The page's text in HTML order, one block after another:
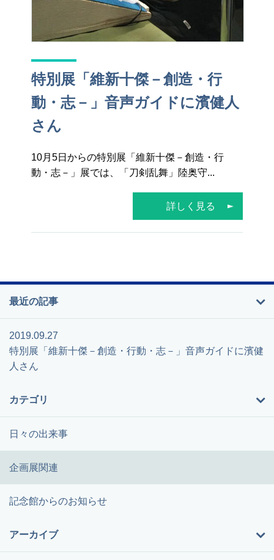
特別展「維新十傑－創造・行
動・志－」音声ガイドに濱健人
さん
10月5日からの特別展「維新十傑－創造・行
動・志－」展では、「刀剣乱舞」陸奥守...
詳しく見る
最近の記事
2019.09.27
特別展「維新十傑－創造・行動・志－」音声ガイドに濱健
人さん
カテゴリ
日々の出来事
企画展関連
記念館からのお知らせ
アーカイブ